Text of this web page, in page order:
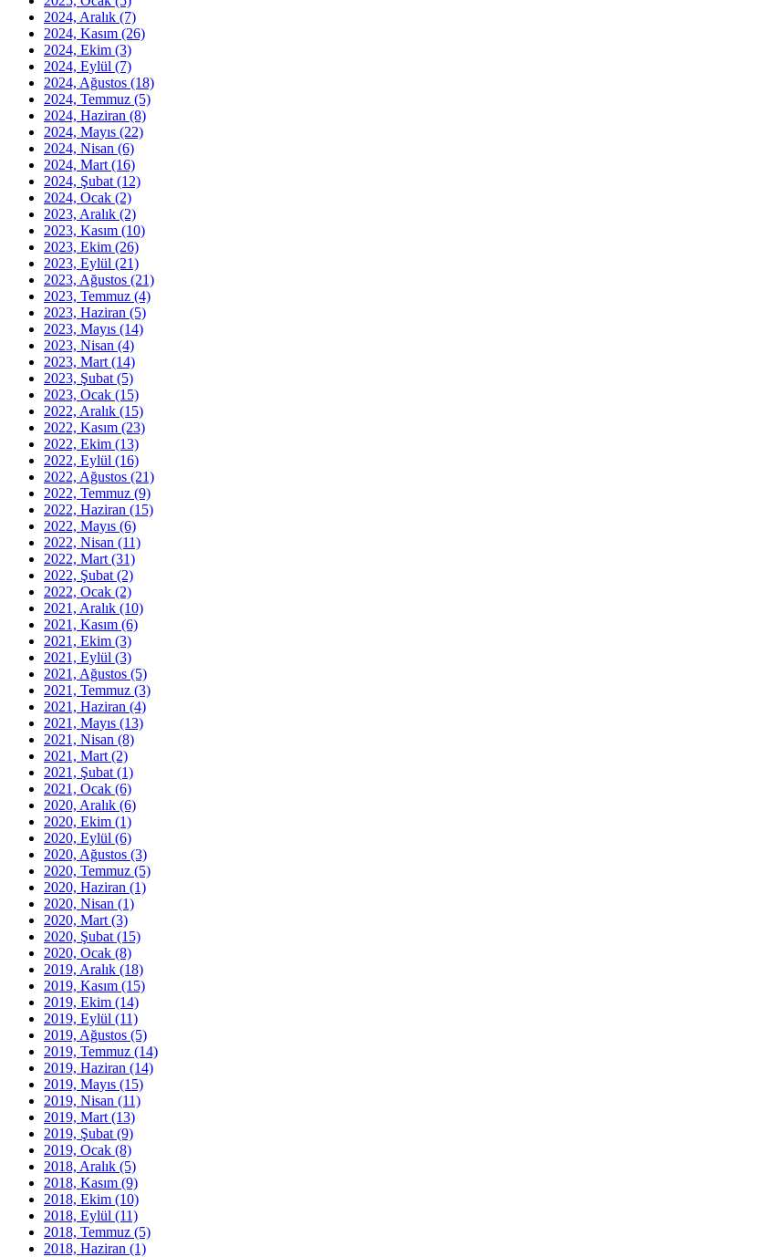
2024, Aralık (7)
2024, Kasım (26)
2024, Ekim (3)
2024, Eylül (7)
2024, Ağustos (18)
2024, Temmuz (5)
2024, Haziran (8)
2024, Mayıs (22)
2024, Nisan (6)
2024, Mart (16)
2024, Şubat (12)
2024, Ocak (2)
2023, Aralık (2)
2023, Kasım (10)
2023, Ekim (26)
2023, Eylül (21)
2023, Ağustos (21)
2023, Temmuz (4)
2023, Haziran (5)
2023, Mayıs (14)
2023, Nisan (4)
2023, Mart (14)
2023, Şubat (5)
2023, Ocak (15)
2022, Aralık (15)
2022, Kasım (23)
2022, Ekim (13)
2022, Eylül (16)
2022, Ağustos (21)
2022, Temmuz (9)
2022, Haziran (15)
2022, Mayıs (6)
2022, Nisan (11)
2022, Mart (31)
2022, Şubat (2)
2022, Ocak (2)
2021, Aralık (10)
2021, Kasım (6)
2021, Ekim (3)
2021, Eylül (3)
2021, Ağustos (5)
2021, Temmuz (3)
2021, Haziran (4)
2021, Mayıs (13)
2021, Nisan (8)
2021, Mart (2)
2021, Şubat (1)
2021, Ocak (6)
2020, Aralık (6)
2020, Ekim (1)
2020, Eylül (6)
2020, Ağustos (3)
2020, Temmuz (5)
2020, Haziran (1)
2020, Nisan (1)
2020, Mart (3)
2020, Şubat (15)
2020, Ocak (8)
2019, Aralık (18)
2019, Kasım (15)
2019, Ekim (14)
2019, Eylül (11)
2019, Ağustos (5)
2019, Temmuz (14)
2019, Haziran (14)
2019, Mayıs (15)
2019, Nisan (11)
2019, Mart (13)
2019, Şubat (9)
2019, Ocak (8)
2018, Aralık (5)
2018, Kasım (9)
2018, Ekim (10)
2018, Eylül (11)
2018, Temmuz (5)
2018, Haziran (1)